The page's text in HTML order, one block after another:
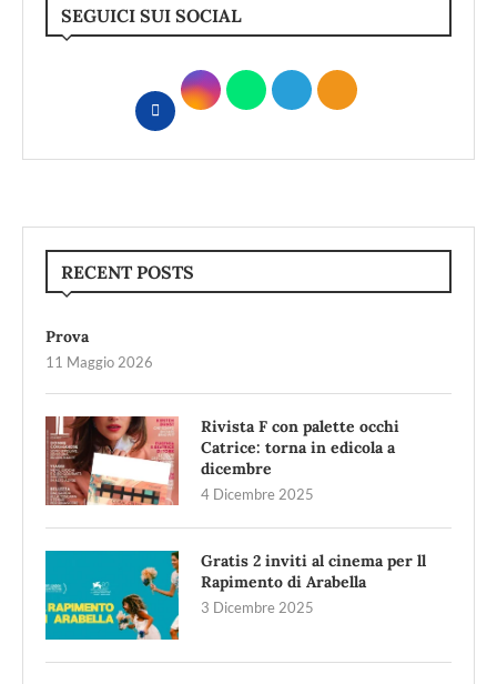
SEGUICI SUI SOCIAL
RECENT POSTS
Prova
11 Maggio 2026
Rivista F con palette occhi
Catrice: torna in edicola a
dicembre
4 Dicembre 2025
Gratis 2 inviti al cinema per ll
Rapimento di Arabella
3 Dicembre 2025